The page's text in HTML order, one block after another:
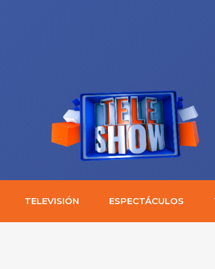
TELEVISIÓN ESPECTÁCULOS